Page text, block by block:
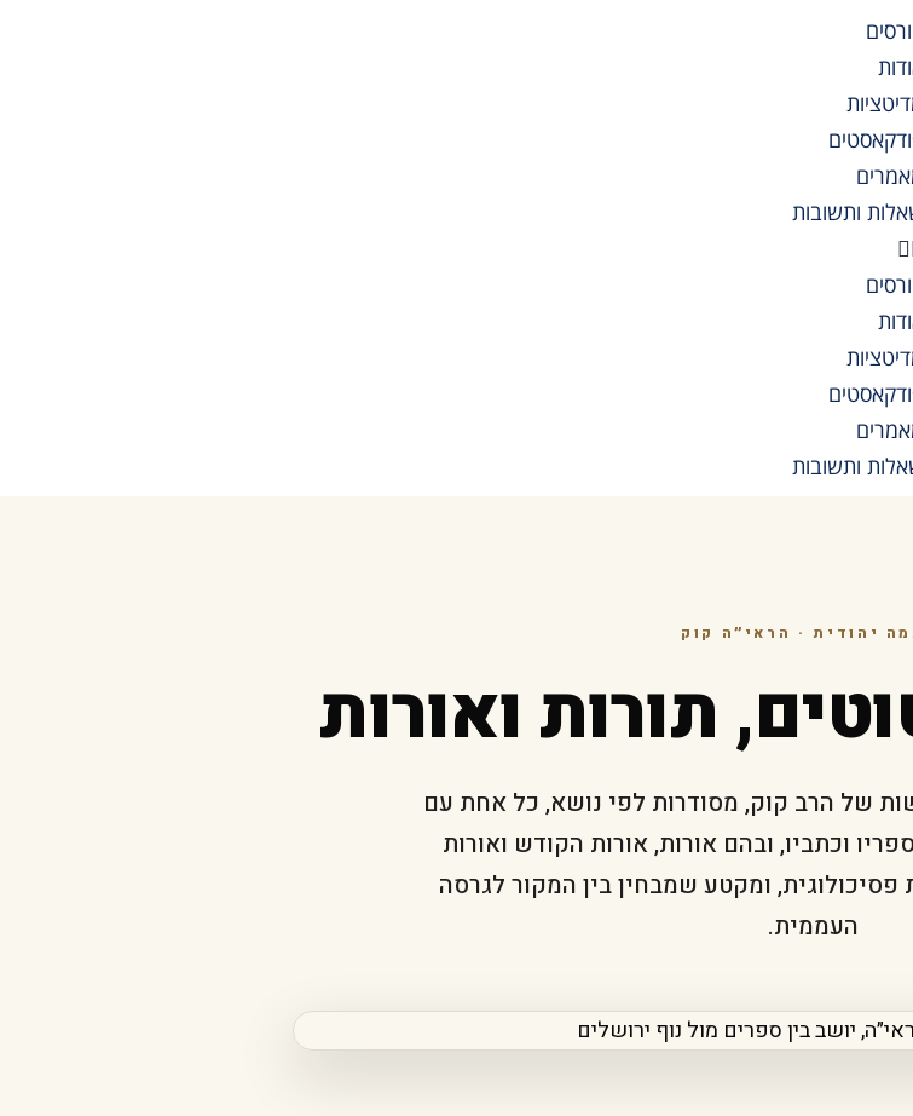
ותשובות
ותשובות
יהודית · הראי״ה קוק
תורות ואורות
של הרב קוק, מסודרות לפי נושא, כל אחת עם
וכתביו, ובהם אורות, אורות הקודש ואורות
פסיכולוגית, ומקטע שמבחין בין המקור לגרסה
העממית.